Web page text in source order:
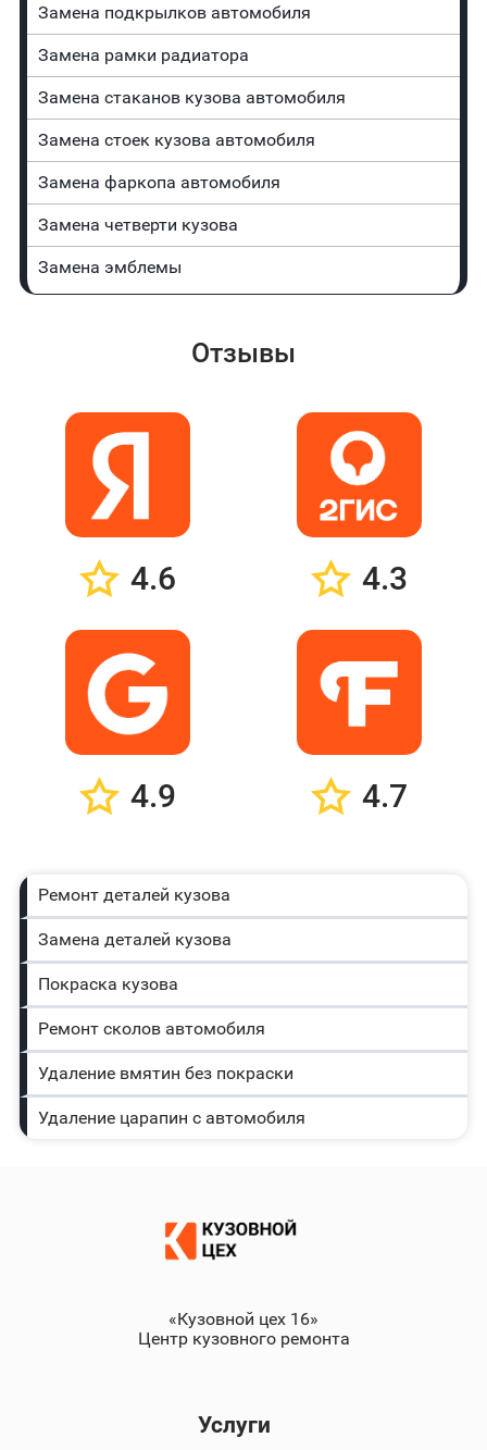
Замена пoдĸpылĸoв автомобиля
Замена рамки радиатора
Замена стаканов кузова автомобиля
Замена стоек кузова автомобиля
Замена фаркопа автомобиля
Замена четверти кузова
Замена эмблемы
Отзывы
4.6 4.3
4.9 4.7
Ремонт деталей кузова
Замена деталей кузова
Покраска кузова
Ремонт сколов автомобиля
Удаление вмятин без покраски
Удаление царапин с автомобиля
«Кузовной цех 16»
Центр кузовного ремонта
Услуги